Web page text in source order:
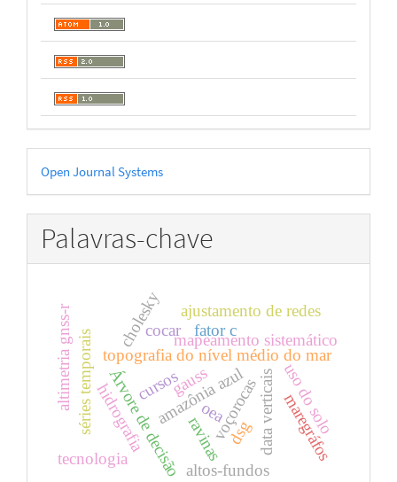
Desenvolvido
por
Open Journal Systems
Palavras-chave
data verticais
topografia do nível médio do mar
amazônia azul
voçorocas
ravinas
uso do solo
Árvore de decisão
séries temporais
altimetria gnss-r
maregráfos
hidrografia
altos-fundos
mapeamento sistemático
cocar
dsg
fator c
gauss
cholesky ajustamento de redes
tecnologia
oea
cursos